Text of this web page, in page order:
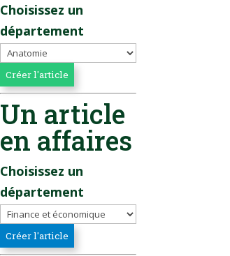
Choisissez un
département
Un article
en affaires
Choisissez un
département